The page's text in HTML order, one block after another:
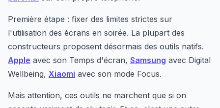
Première étape : fixer des limites strictes sur
l'utilisation des écrans en soirée. La plupart des
constructeurs proposent désormais des outils natifs.
Apple avec son Temps d'écran, Samsung avec Digital
Wellbeing, Xiaomi avec son mode Focus.
Mais attention, ces outils ne marchent que si on